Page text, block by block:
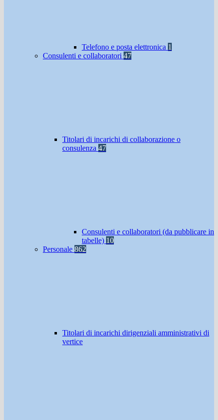
Telefono e posta elettronica 1
Consulenti e collaboratori 47
Titolari di incarichi di collaborazione o
consulenza 47
Consulenti e collaboratori (da pubblicare in
tabelle) 10
Personale 862
Titolari di incarichi dirigenziali amministrativi di
vertice